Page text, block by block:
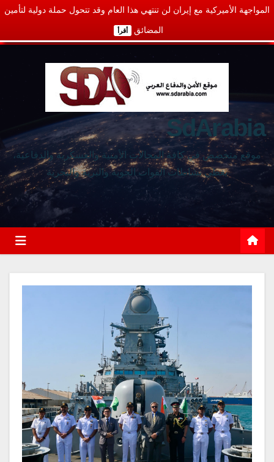
المواجهة الأميركية مع إيران لن تنتهي هذا العام وقد تتحول حملة دولية لتأمين
المضائق أقرأ
SdArabia
موقع متخصص في كافة المجالات الأمنية والعسكرية والدفاعية،
يغطي نشاطات القوات الجوية والبرية والبحرية